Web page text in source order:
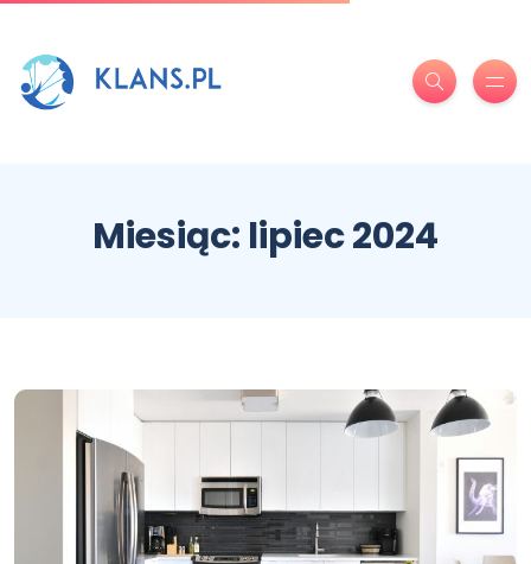
Miesiąc: lipiec 2024